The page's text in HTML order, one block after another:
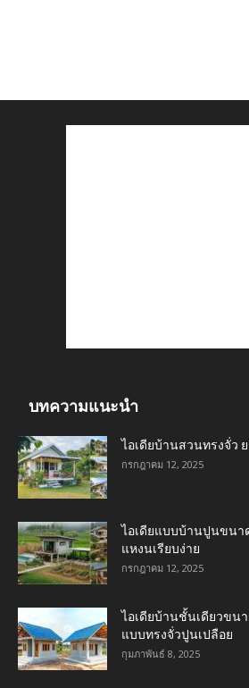
บทความแนะนำ
ไอเดียบ้านสวนทรงจั่ว
กรกฎาคม 12, 2025
ไอเดียแบบบ้านปูนขนา
แหงนเรียบง่าย
กรกฎาคม 12, 2025
ไอเดียบ้านชั้นเดียวขน
แบบทรงจั่วปูนเปลือย
กุมภาพันธ์ 8, 2025